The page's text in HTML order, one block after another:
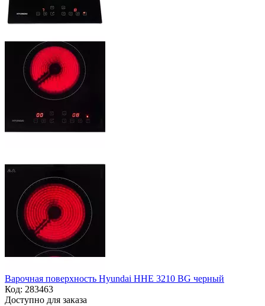
Варочная поверхность Hyundai HHE 3210 BG черный
Код: 283463
Доступно для заказа